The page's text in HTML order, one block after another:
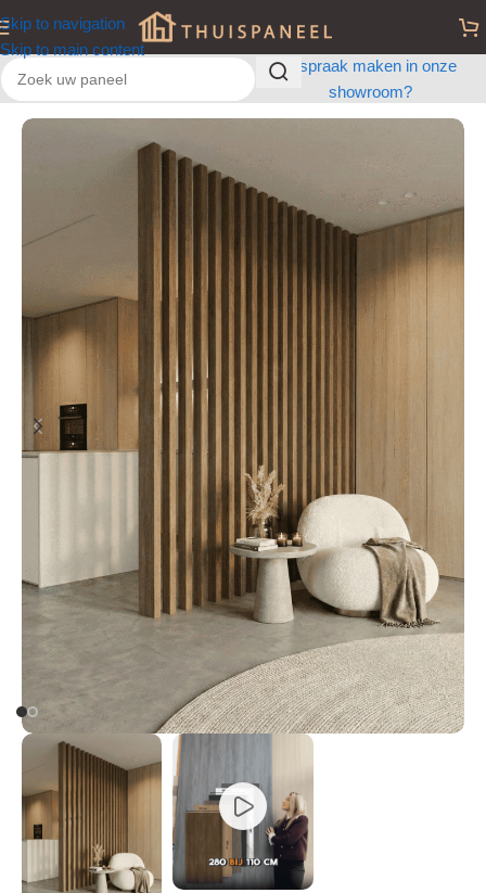
Skip to navigation
Skip to main content
Afspraak maken in onze
showroom?
Room Dividers